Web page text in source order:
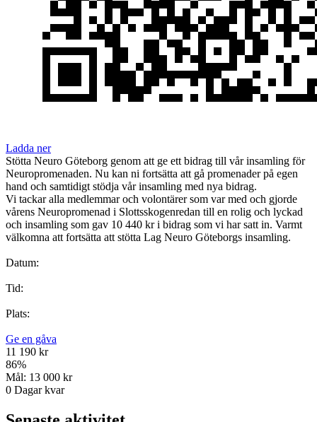
Ladda ner
Stötta Neuro Göteborg genom att ge ett bidrag till vår insamling för
Neuropromenaden. Nu kan ni fortsätta att gå promenader på egen
hand och samtidigt stödja vår insamling med nya bidrag.
Vi tackar alla medlemmar och volontärer som var med och gjorde
vårens Neuropromenad i Slottsskogenredan till en rolig och lyckad
och insamling som gav 10 440 kr i bidrag som vi har satt in. Varmt
välkomna att fortsätta att stötta Lag Neuro Göteborgs insamling.
Datum:
Tid:
Plats:
Ge en gåva
11 190 kr
86%
Mål: 13 000 kr
0 Dagar kvar